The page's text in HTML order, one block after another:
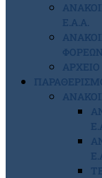
Ε.Α.Α.
ΦΟΡΕΩΝ